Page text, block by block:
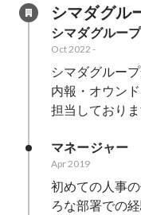
シマダグル
シマダグルー
Oct 2022 -
シマダグルー
内報・オウン
担当しておりま
マネージャー
Apr 2019
初めての人事
ろな部署での